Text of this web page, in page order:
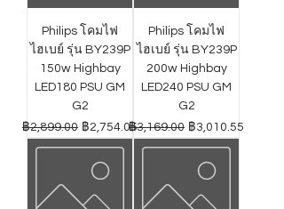
Philips โคมไฟ
ไฮเบย์ รุ่น BY239P
150w Highbay
LED180 PSU GM
G2
ราคาปกติ
฿2,899.00 ราคาขายลด
฿2,754.05
Philips โคมไฟ
ไฮเบย์ รุ่น BY239P
200w Highbay
LED240 PSU GM
G2
ราคาปกติ
฿3,169.00 ราคาขายลด
฿3,010.55